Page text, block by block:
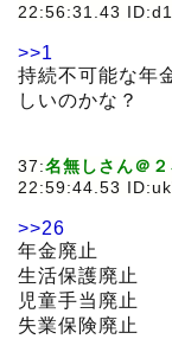
22:56:31.43
>>1
持続不可能な年
しいのかな？
37:名無しさん＠
22:59:44.53
>>26
年金廃止
生活保護廃止
児童手当廃止
失業保険廃止